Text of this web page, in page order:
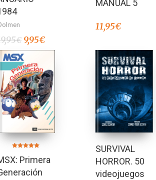
€ 9,95€
MANUAL 5
11,95€
5.00
de 5Primera
SURVIVAL
HORROR. 50
videojuegos